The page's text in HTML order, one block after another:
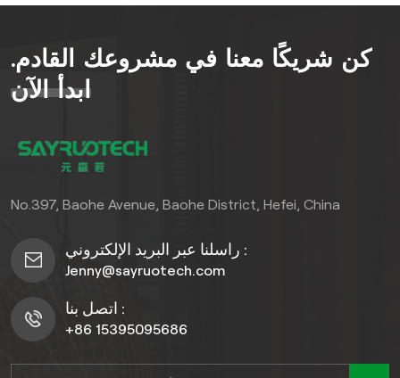
الخشب الغنية يضفي هذا الطلاء
لمسةً فاخرةً خالدةً على أي
مساحة، بينما يضمن تصميمه
والتآكل والاستخدام اليومي.
سواءً كنتَ تُلبي احتياجات
تجاري مكان أو تعزيز سكني
الأسلوب الأنيق والمتانة على
المستوى الصناعي لتلبية
كن شريكًا معنا في مشروعك القادم.
ابدأ الآن
No.397, Baohe Avenue, Baohe District, Hefei, China
راسلنا عبر البريد الإلكتروني :
Jenny@sayruotech.com
اتصل بنا :
+86 15395095686